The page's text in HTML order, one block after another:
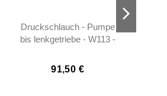
Druckschlauch - Pumpe
bis lenkgetriebe - W113 -
91,50 €